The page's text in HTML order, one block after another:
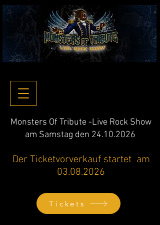
Monsters Of Tribute -Live Rock Show
am Samstag den 24.10.2026
Der Ticketvorverkauf startet am
03.08.2026
Tickets